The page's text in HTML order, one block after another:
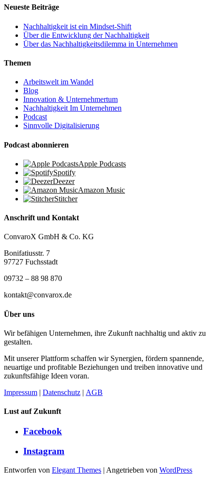
Neueste Beiträge
Nachhaltigkeit ist ein Mindset-Shift
Über die Entwicklung der Nachhaltigkeit
Über das Nachhaltigkeitsdilemma in Unternehmen
Themen
Arbeitswelt im Wandel
Blog
Innovation & Unternehmertum
Nachhaltigkeit Im Unternehmen
Podcast
Sinnvolle Digitalisierung
Podcast abonnieren
Apple Podcasts
Spotify
Deezer
Amazon Music
Stitcher
Anschrift und Kontakt
ConvaroX GmbH & Co. KG
Bonifatiusstr. 7
97727 Fuchsstadt
09732 – 88 98 870
kontakt@convarox.de
Über uns
Wir befähigen Unternehmen, ihre Zukunft nachhaltig und aktiv zu
gestalten.
Mit unserer Plattform schaffen wir Synergien, fördern spannende,
neuartige und profitable Beziehungen und treiben innovative und
zukunftsfähige Ideen voran.
Impressum | Datenschutz | AGB
Lust auf Zukunft
Facebook
Instagram
Entworfen von Elegant Themes | Angetrieben von WordPress